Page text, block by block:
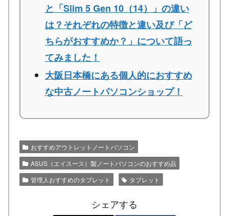
と「Slim 5 Gen 10（14）」の違い
は？それぞれの特徴と違い及び「ど
ちらがおすすめか？」について語っ
てみました！
大阪日本橋にある個人的におすすめ
な中古ノートパソコンショップ！
おすすめアウトレットノートパソコン
ASUS（エイスース）製ノートパソコンのおすすめ品
管理人おすすめのタブレット
タブレット
シェアする